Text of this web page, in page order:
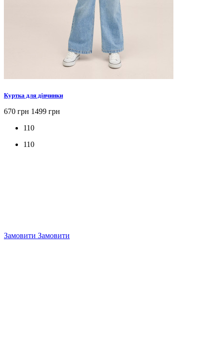
Куртка для дівчинки
670 грн 1499 грн
110
110
Замовити Замовити